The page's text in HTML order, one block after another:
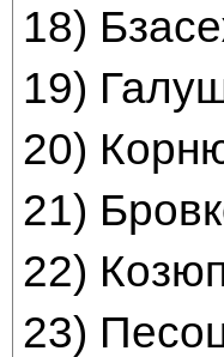
18)
19)
20)
21)
22)
23)